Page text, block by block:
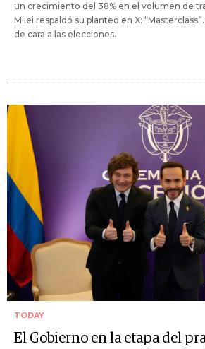
un crecimiento del 38% en el volumen de
Milei respaldó su planteo en X:
de cara a las elecciones.
TODAY
El Gobierno en la etapa del